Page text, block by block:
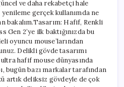
ve daha rekabetçi hale
gerçek kullanımda ne
bakalım.Tasarım: Hafif, Renkli
2’ye ilk baktığınızda bu
oyuncu mouse’larından
Delikli gövde tasarımı
hafif mouse dünyasında
bugün bazı markalar tarafından
artık deliksiz gövdeyle de çok